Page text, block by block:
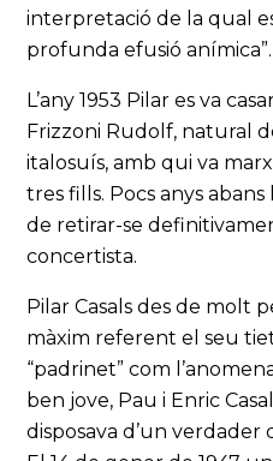
interpretació de la qual
profunda efusió anímica”.
L’any 1953 Pilar es va
Frizzoni Rudolf, natural
italosuís, amb qui va
tres fills. Pocs anys abans
de retirar-se
concertista.
Pilar Casals des de molt
màxim referent el seu tiet
“padrinet” com
ben jove, Pau i Enric
disposava d’un verdader